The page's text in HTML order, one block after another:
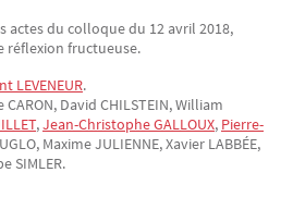
actes du colloque du 12 avril 2018,
réflexion fructueuse.
LEVENEUR.
David CHILSTEIN, William
,Jean-Christophe GALLOUX, Pierre-
Maxime JULIENNE, Xavier LABBÉE,
SIMLER.